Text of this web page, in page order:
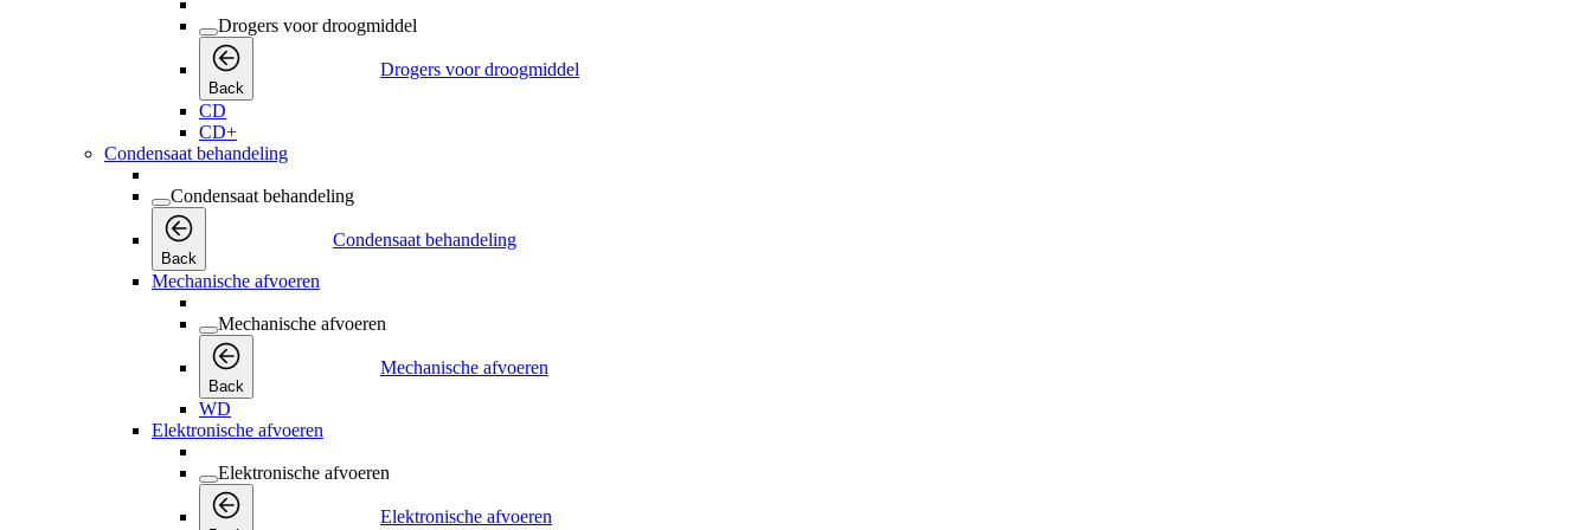
Drogers voor droogmiddel
Back
Drogers voor droogmiddel
CD
CD+
Condensaat behandeling
Condensaat behandeling
Back
Condensaat behandeling
Mechanische afvoeren
Mechanische afvoeren
Back
Mechanische afvoeren
WD
Elektronische afvoeren
Elektronische afvoeren
Elektronische afvoeren